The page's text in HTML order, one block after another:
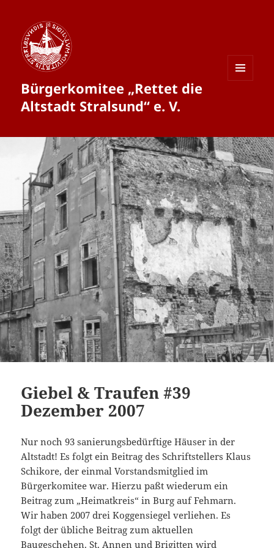
Bürgerkomitee „Rettet die
Altstadt Stralsund“ e. V.
Giebel & Traufen #39
Dezember 2007
Nur noch 93 sanierungsbedürftige Häuser in der
Altstadt! Es folgt ein Beitrag des Schriftstellers Klaus
Schikore, der einmal Vorstandsmitglied im
Bürgerkomitee war. Hierzu paßt wiederum ein
Beitrag zum „Heimatkreis“ in Burg auf Fehmarn.
Wir haben 2007 drei Koggensiegel verliehen. Es
folgt der übliche Beitrag zum aktuellen
Baugeschehen. St. Annen und Brigitten wird